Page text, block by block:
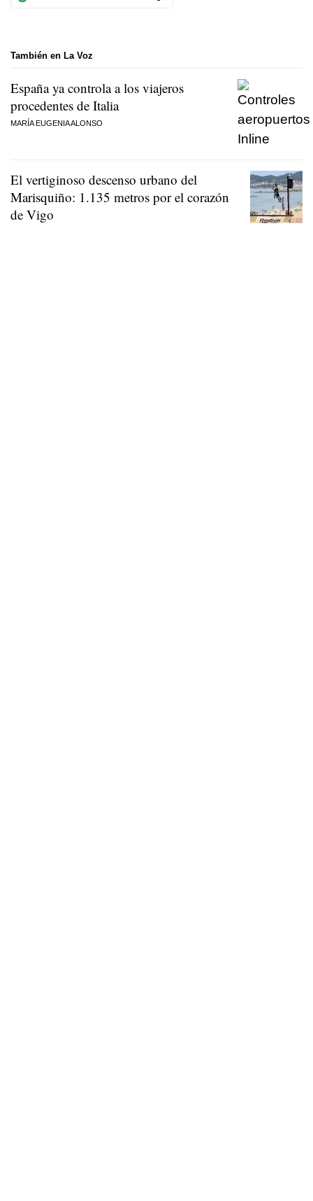
También en La Voz
España ya controla a los viajeros
procedentes de Italia
MARÍA EUGENIA ALONSO
El vertiginoso descenso urbano del
Marisquiño: 1.135 metros por el corazón
de Vigo